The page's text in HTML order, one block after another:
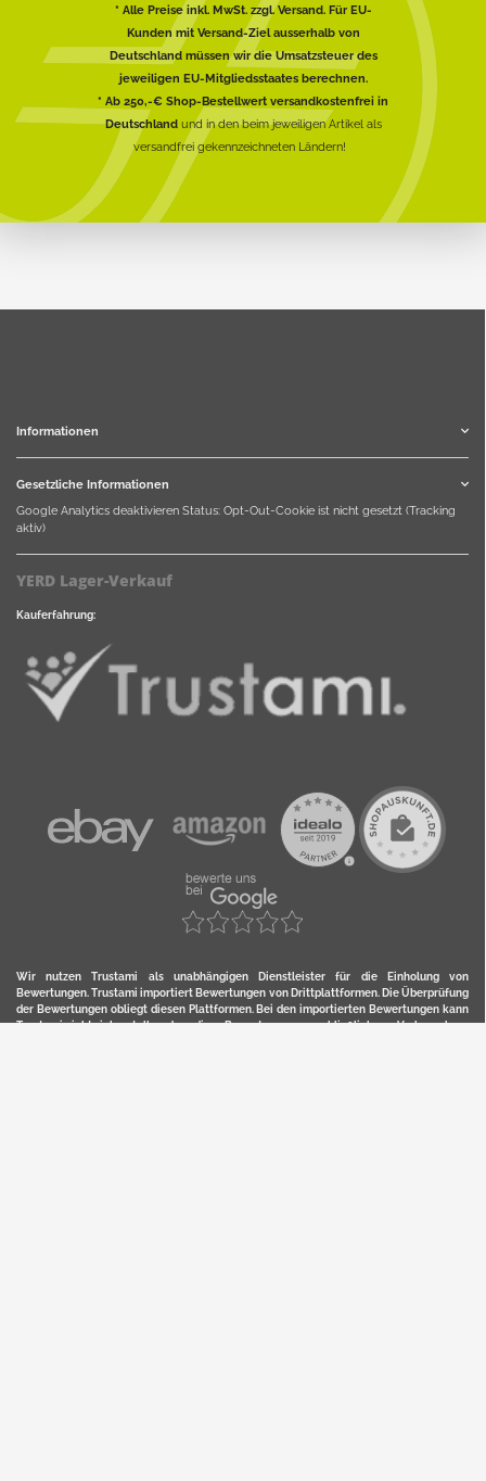
* Alle Preise inkl. MwSt. zzgl. Versand. Für EU-
Kunden mit Versand-Ziel ausserhalb von
Deutschland müssen wir die Umsatzsteuer des
jeweiligen EU-Mitgliedsstaates berechnen.
* Ab 250,-€ Shop-Bestellwert versandkostenfrei in
Deutschlandund in den beim jeweiligen Artikel als
versandfrei gekennzeichneten Ländern!
Informationen
Gesetzliche Informationen
Google Analytics deaktivieren Status: Opt-Out-Cookie ist nicht gesetzt (Tracking
aktiv)
YERD Lager-Verkauf
Kauferfahrung:
Wir nutzen Trustami als unabhängigen Dienstleister für die Einholung von
Bewertungen. Trustami importiert Bewertungen von Drittplattformen. Die Überprüfung
der Bewertungen obliegt diesen Plattformen. Bei den importierten Bewertungen kann
Trustami nicht sicherstellen, dass diese Bewertungen ausschließlich von Verbrauchern